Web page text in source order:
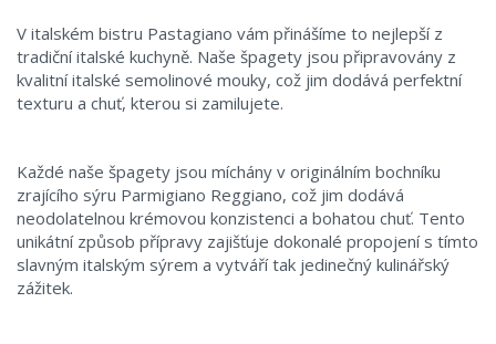
V italském bistru Pastagiano vám přinášíme to nejlepší z
tradiční italské kuchyně. Naše špagety jsou připravovány z
kvalitní italské semolinové mouky, což jim dodává perfektní
texturu a chuť, kterou si zamilujete.
Každé naše špagety jsou míchány v originálním bochníku
zrajícího sýru Parmigiano Reggiano, což jim dodává
neodolatelnou krémovou konzistenci a bohatou chuť. Tento
unikátní způsob přípravy zajišťuje dokonalé propojení s tímto
slavným italským sýrem a vytváří tak jedinečný kulinářský
zážitek.